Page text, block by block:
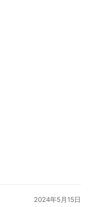
2024年5月15日